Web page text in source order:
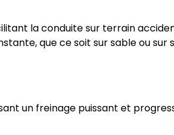
la conduite sur terrain
que ce soit sur sable ou sur
un freinage puissant et